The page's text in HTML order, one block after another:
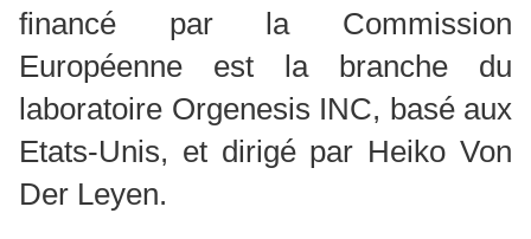
financé par la Commission
Européenne est la branche du
laboratoire Orgenesis INC, basé aux
Etats-Unis, et dirigé par Heiko Von
Der Leyen.